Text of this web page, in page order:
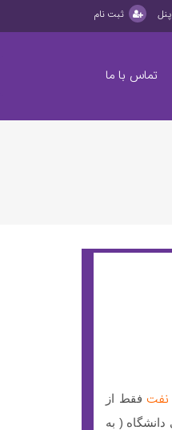
ثبت نام
تماس با ما
فقط از
( به